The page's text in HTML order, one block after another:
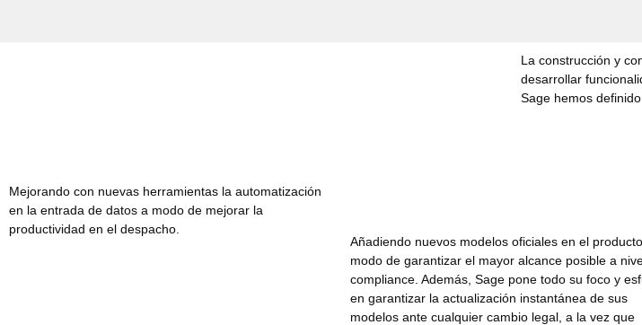
La construcción y
desarrollar
Sage hemos
Mejorando con nuevas herramientas la automatización
en la entrada de datos a modo de mejorar la
productividad en el despacho.
Añadiendo nuevos modelos oficiales en el
modo de garantizar el mayor alcance posible a
compliance. Además, Sage pone todo su foco y
en garantizar la actualización instantánea de sus
modelos ante cualquier cambio legal, a la vez que